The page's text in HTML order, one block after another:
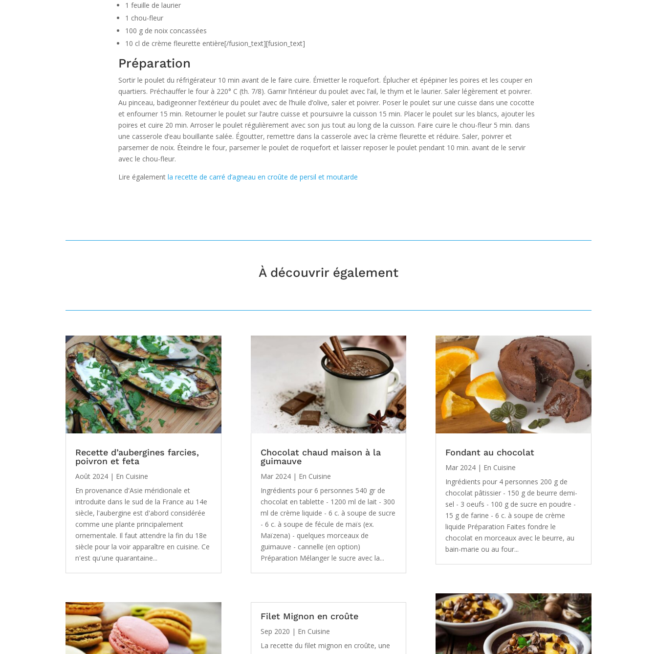
1 feuille de laurier
1 chou-fleur
100 g de noix concassées
10 cl de crème fleurette entière[/fusion_text][fusion_text]
Préparation
Sortir le poulet du réfrigérateur 10 min avant de le faire cuire. Émietter le roquefort. Éplucher et épépiner les poires et les couper en
quartiers. Préchauffer le four à 220° C (th. 7/8). Garnir l’intérieur du poulet avec l’ail, le thym et le laurier. Saler légèrement et poivrer.
Au pinceau, badigeonner l’extérieur du poulet avec de l’huile d’olive, saler et poivrer. Poser le poulet sur une cuisse dans une cocotte
et enfourner 15 min. Retourner le poulet sur l’autre cuisse et poursuivre la cuisson 15 min. Placer le poulet sur les blancs, ajouter les
poires et cuire 20 min. Arroser le poulet régulièrement avec son jus tout au long de la cuisson. Faire cuire le chou-fleur 5 min. dans
une casserole d’eau bouillante salée. Égoutter, remettre dans la casserole avec la crème fleurette et réduire. Saler, poivrer et
parsemer de noix. Éteindre le four, parsemer le poulet de roquefort et laisser reposer le poulet pendant 10 min. avant de le servir
avec le chou-fleur.
Lire également la recette de carré d’agneau en croûte de persil et moutarde
À découvrir également
Recette d’aubergines farcies,
poivron et feta
Août 2024 | En Cuisine
En provenance d'Asie méridionale et
introduite dans le sud de la France au 14e
siècle, l'aubergine est d'abord considérée
comme une plante principalement
ornementale. Il faut attendre la fin du 18e
siècle pour la voir apparaître en cuisine. Ce
n'est qu'une quarantaine...
Chocolat chaud maison à la
guimauve
Mar 2024| En Cuisine
Ingrédients pour 6 personnes 540 gr de
chocolat en tablette - 1200 ml de lait - 300
ml de crème liquide - 6 c. à soupe de sucre
- 6 c. à soupe de fécule de maïs (ex.
Maïzena) - quelques morceaux de
guimauve - cannelle (en option)
Préparation Mélanger le sucre avec la...
Filet Mignon en croûte
Sep 2020 | En Cuisine
La recette du filet mignon en croûte, une
Fondant au chocolat
Mar 2024| En Cuisine
Ingrédients pour 4 personnes 200 g de
chocolat pâtissier - 150 g de beurre demi-
sel - 3 oeufs - 100 g de sucre en poudre -
15 g de farine - 6 c. à soupe de crème
liquide Préparation Faites fondre le
chocolat en morceaux avec le beurre, au
bain-marie ou au four...